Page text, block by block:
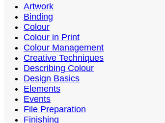
Artwork
Binding
Colour
Colour in Print
Colour Management
Creative Techniques
Describing Colour
Design Basics
Elements
Events
File Preparation
Finishing